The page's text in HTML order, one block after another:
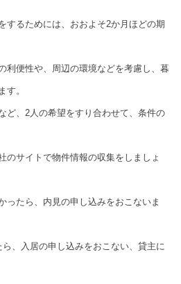
するためには、おおよそ2か月ほどの期
利便性や、周辺の環境などを考慮し、暮
す。
ど、2人の希望をすり合わせて、条件の
のサイトで物件情報の収集をしましょ
ったら、内見の申し込みをおこないま
、入居の申し込みをおこない、貸主に